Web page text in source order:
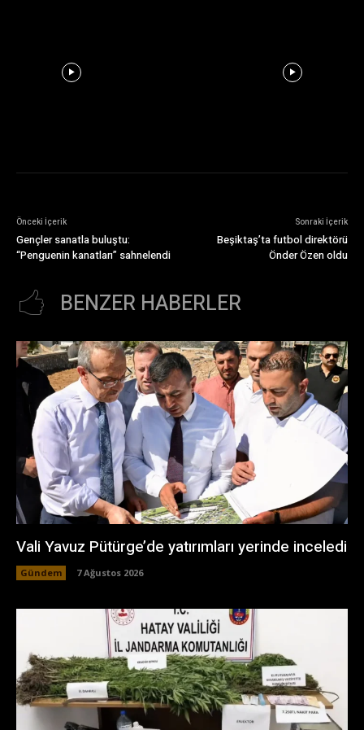
Önceki İçerik
Gençler sanatla buluştu:
“Penguenin kanatları” sahnelendi
Sonraki İçerik
Beşiktaş’ta futbol direktörü
Önder Özen oldu
BENZER HABERLER
Vali Yavuz Pütürge’de yatırımları yerinde inceledi
Gündem 7 Ağustos 2026